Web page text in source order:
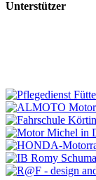
Unterstützer